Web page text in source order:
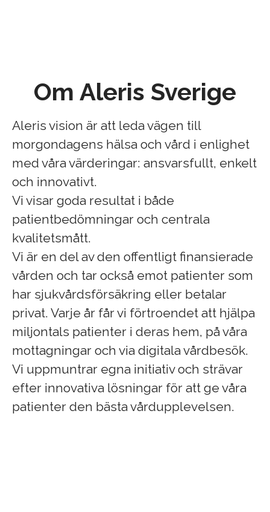
Om Aleris Sverige
Aleris vision är att leda vägen till
morgondagens hälsa och vård i enlighet
med våra värderingar: ansvarsfullt, enkelt
och innovativt.
Vi visar goda resultat i både
patientbedömningar och centrala
kvalitetsmått.
Vi är en del av den offentligt finansierade
vården och tar också emot patienter som
har sjukvårdsförsäkring eller betalar
privat. Varje år får vi förtroendet att hjälpa
miljontals patienter i deras hem, på våra
mottagningar och via digitala vårdbesök.
Vi uppmuntrar egna initiativ och strävar
efter innovativa lösningar för att ge våra
patienter den bästa vårdupplevelsen.